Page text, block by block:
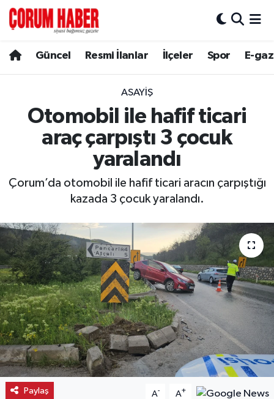
Güncel Resmi İlanlar İlçeler Spor E-
ASAYIŞ
Otomobil ile hafif ticari
araç çarpıştı 3 çocuk
yaralandı
Çorum’da otomobil ile hafif ticari aracın çarpıştığı
kazada 3 çocuk yaralandı.
Paylaş A- A+
Spor
Resmi İlanlar
Alaca
Boğazkale
Dodurga
İskilip
Kargı
Laçin
Mecitözü
Oğuzlar
Hava Durumu
Çorum Namaz Vakitleri
Trafik Durumu
Süper Lig Puan Durumu ve Fikstür
Tüm Manşetler
Son Dakika Haberleri
Haber Arşivi